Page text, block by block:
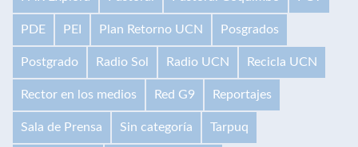
PDE PEI Plan Retorno UCN Posgrados
Postgrado Radio Sol Radio UCN Recicla UCN
Rector en los medios Red G9 Reportajes
Sala de Prensa Sin categoría Tarpuq